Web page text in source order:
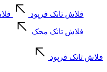
فلاش تانک فرپود
فلاش تانک محک
فلاش تانک فرپود